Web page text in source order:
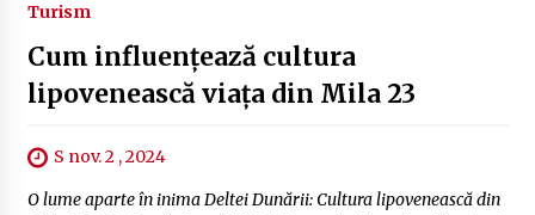
Turism
Cum influențează cultura
lipovenească viața din Mila 23
S nov. 2 , 2024
O lume aparte în inima Deltei Dunării: Cultura lipovenească din